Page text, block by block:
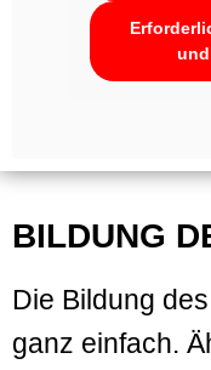
BILDUNG
Die Bildung des
ganz einfach.